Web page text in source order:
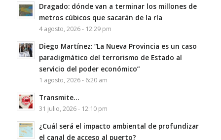
Dragado: dónde van a terminar los millones de
metros cúbicos que sacarán de la ría
4 agosto, 2026 - 12:29 pm
Diego Martínez: “La Nueva Provincia es un caso
paradigmático del terrorismo de Estado al
servicio del poder económico”
1 agosto, 2026 - 6:20 am
Transmite…
31 julio, 2026 - 12:10 pm
¿Cuál será el impacto ambiental de profundizar
el canal de acceso al puerto?